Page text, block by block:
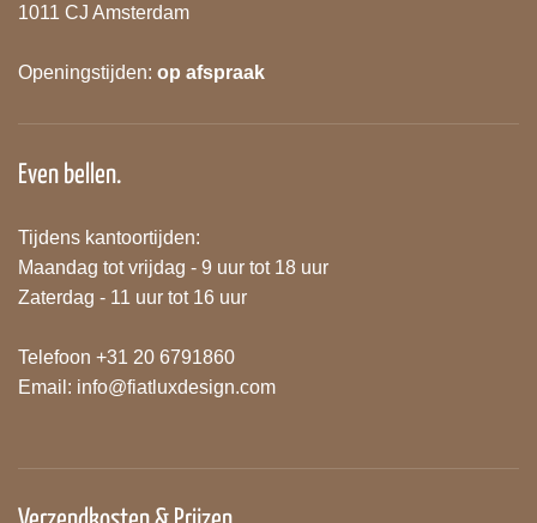
1011 CJ Amsterdam
Openingstijden: op afspraak
Even bellen.
Tijdens kantoortijden:
Maandag tot vrijdag - 9 uur tot 18 uur
Zaterdag - 11 uur tot 16 uur
Telefoon +31 20 6791860
Email: info@fiatluxdesign.com